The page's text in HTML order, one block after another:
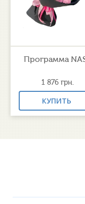
Программа
1 876грн.
КУПИТЬ